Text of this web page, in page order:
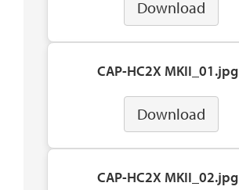
Download
CAP-HC2X MKII_01.jpg
Download
CAP-HC2X MKII_02.jpg